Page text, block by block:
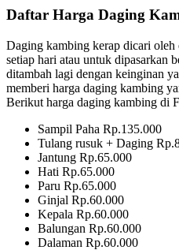
Daftar Harga Daging
Daging kambing kerap dicari oleh
setiap hari atau untuk dipasarkan
ditambah lagi dengan keinginan
memberi harga daging kambing
Berikut harga daging kambing di
Sampil Paha Rp.135.000
Tulang rusuk + Daging
Jantung Rp.65.000
Hati Rp.65.000
Paru Rp.65.000
Ginjal Rp.60.000
Kepala Rp.60.000
Balungan Rp.60.000
Dalaman Rp.60.000